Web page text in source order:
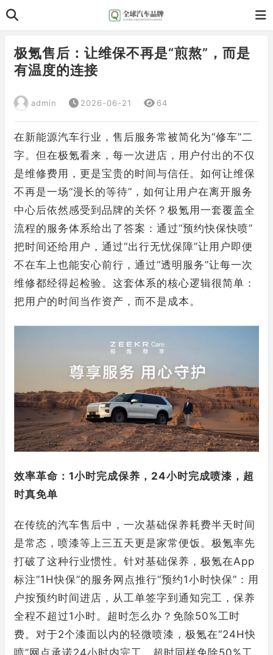
极氪售后：让维保不再是“煎熬”，而是
有温度的连接
admin 2026-06-21 64
在新能源汽车行业，售后服务常被简化为“修车”二
字。但在极氪看来，每一次进店，用户付出的不仅
是维修费用，更是宝贵的时间与信任。如何让维保
不再是一场“漫长的等待”，如何让用户在离开服务
中心后依然感受到品牌的关怀？极氪用一套覆盖全
流程的服务体系给出了答案：通过“预约快保快喷”
把时间还给用户，通过“出行无忧保障”让用户即便
不在车上也能安心前行，通过“透明服务”让每一次
维修都经得起检验。这套体系的核心逻辑很简单：
把用户的时间当作资产，而不是成本。
效率革命：1小时完成保养，24小时完成喷漆，超
时真免单
在传统的汽车售后中，一次基础保养耗费半天时间
是常态，喷漆等上三五天更是家常便饭。极氪率先
打破了这种行业惯性。针对基础保养，极氪在App
标注“1H快保”的服务网点推行“预约1小时快保”：用
户按预约时间进店，从工单签字到通知完工，保养
全程不超过1小时。超时怎么办？免除50%工时
费。对于2个漆面以内的轻微喷漆，极氪在“24H快